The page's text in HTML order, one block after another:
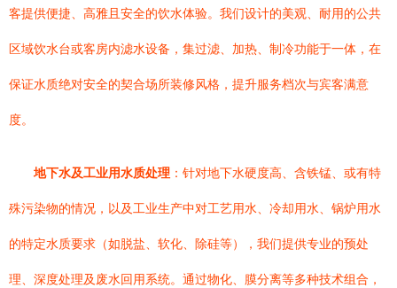
客提供便捷、高雅且安全的饮水体验。我们设计的美观、耐用的公共
区域饮水台或客房内滤水设备，集过滤、加热、制冷功能于一体，在
保证水质绝对安全的契合场所装修风格，提升服务档次与宾客满意
度。
地下水及工业用水质处理 ：针对地下水硬度高、含铁锰、或有特
殊污染物的情况，以及工业生产中对工艺用水、冷却用水、锅炉用水
的特定水质要求（如脱盐、软化、除硅等），我们提供专业的预处
理、深度处理及废水回用系统。通过物化、膜分离等多种技术组合，